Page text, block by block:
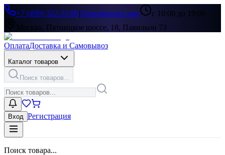
+7 (499) 322-33-86|Перезвоните мне
с 10:00 до 19:00
Москва, Пятницкое шоссе, 18, Павильон 73
ОплатаДоставка и Самовывоз
Каталог товаров
Поиск товаров...
Вход Регистрация
Поиск товара...